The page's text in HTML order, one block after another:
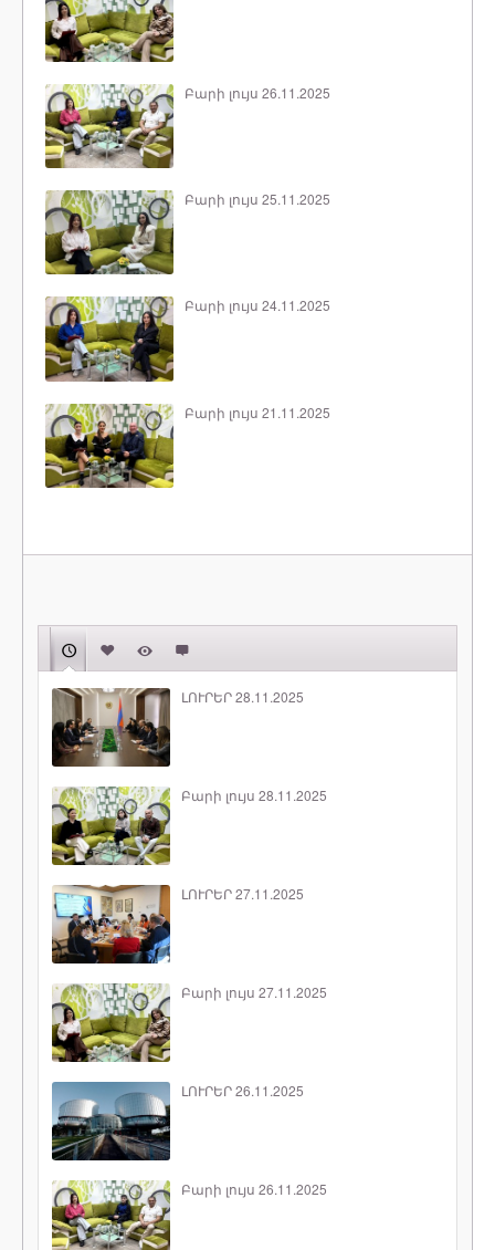
Բարի լույս 26.11.2025
Բարի լույս 25.11.2025
Բարի լույս 24.11.2025
Բարի լույս 21.11.2025
ԼՈՒՐԵՐ 28.11.2025
Բարի լույս 28.11.2025
ԼՈՒՐԵՐ 27.11.2025
Բարի լույս 27.11.2025
ԼՈՒՐԵՐ 26.11.2025
Բարի լույս 26.11.2025